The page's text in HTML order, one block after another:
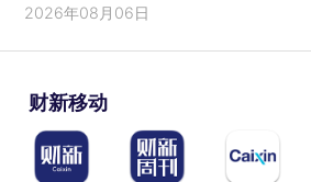
2026年08月06日
财新移动